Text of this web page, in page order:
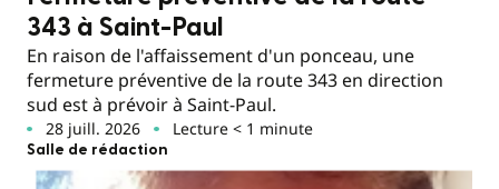
343 à Saint-Paul
En raison de l'affaissement d'un ponceau, une
fermeture préventive de la route 343 en direction
sud est à prévoir à Saint-Paul.
28 juill. 2026 Lecture < 1 minute
Salle de rédaction